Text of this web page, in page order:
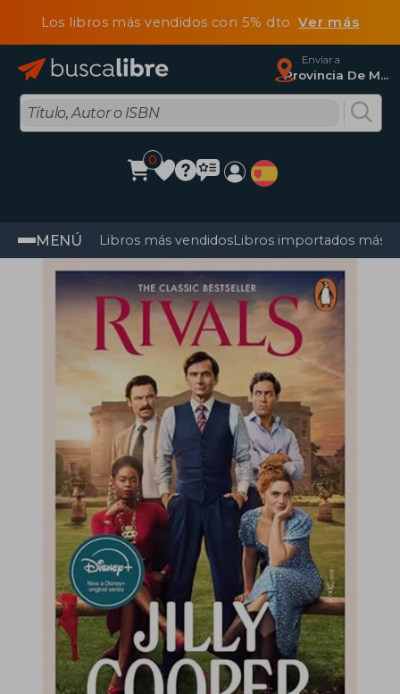
Los libros más vendidos con 5% dtoVer más
Enviar a
Provincia De Madrid
0
MENÚ Libros más vendidosLibros importados más